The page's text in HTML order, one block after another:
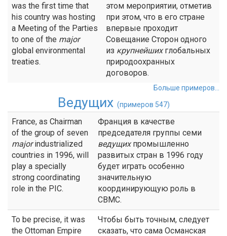
was the first time that
his country was hosting
a Meeting of the Parties
to one of the major
global environmental
treaties.
этом мероприятии, отметив
при этом, что в его стране
впервые проходит
Совещание Сторон одного
из крупнейшихглобальных
природоохранных
договоров.
Больше примеров...
Ведущих (примеров 547)
France, as Chairman
of the group of seven
majorindustrialized
countries in 1996, will
play a specially
strong coordinating
role in the PIC.
Франция в качестве
председателя группы семи
ведущихпромышленно
развитых стран в 1996 году
будет играть особенно
значительную
координирующую роль в
СВМС.
To be precise, it was
the Ottoman Empire
Чтобы быть точным, следует
сказать, что сама Османская